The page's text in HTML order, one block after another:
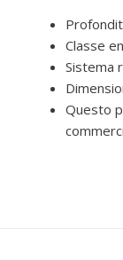
Classe
Sistema
Questo